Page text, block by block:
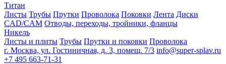
Титан
Листы Трубы Прутки Проволока Поковки Лента Диски
CAD/CAM Отводы, переходы, тройники, фланцы
Никель
Листы и плиты Трубы Прутки и поковки Проволока
г. Москва, ул. Гостиничная, д. 3, помещ. 7/3 info@super-splav.ru
+7 495 663-71-31